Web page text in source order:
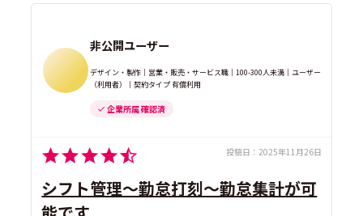
非公開ユーザー
デザイン・製作｜営業・販売・サービス職｜100-300人未満｜ユーザー
（利用者）｜契約タイプ 有償利用
企業所属 確認済
投稿日： 2025年11月26日
シフト管理～勤怠打刻～勤怠集計が可